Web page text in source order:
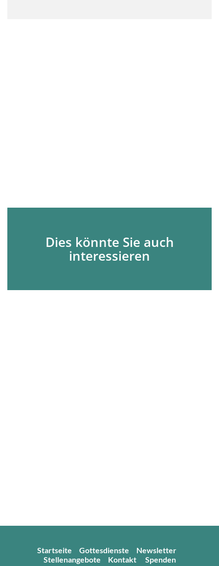
Dies könnte Sie auch
interessieren
Startseite Gottesdienste
Newsletter
Stellenangebote
Kontakt Spenden